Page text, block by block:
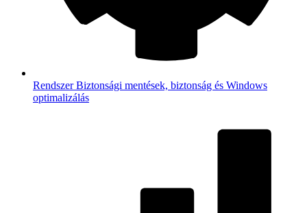
RendszerBiztonsági mentések, biztonság és Windows
optimalizálás